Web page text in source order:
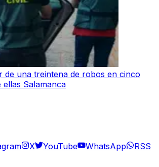
de una treintena de robos en cinco
Salamanca
X YouTube WhatsApp RSS